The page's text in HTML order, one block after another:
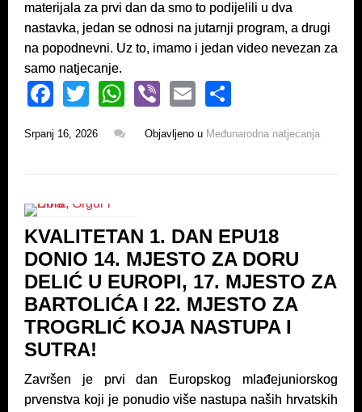
materijala za prvi dan da smo to podijelili u dva
nastavka, jedan se odnosi na jutarnji program, a drugi
na popodnevni. Uz to, imamo i jedan video nevezan za
samo natjecanje.
F
c
e
o
k
T
tt
er
W
at
s
p
Vi
er
E
ail ar
e
Srpanj 16, 2026 Objavljeno u Međunarodna natjecanja
KVALITETAN 1. DAN EPU18
DONIO 14. MJESTO ZA DORU
DELIĆ U EUROPI, 17. MJESTO ZA
BARTOLIĆA I 22. MJESTO ZA
TROGRLIĆ KOJA NASTUPA I
SUTRA!
Završen je prvi dan Europskog mlađejuniorskog
prvenstva koji je ponudio više nastupa naših hrvatskih